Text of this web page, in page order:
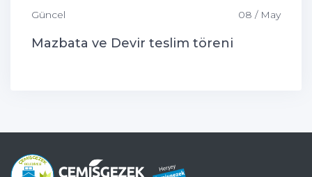
Güncel 08 / May
Mazbata ve Devir teslim töreni